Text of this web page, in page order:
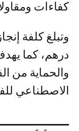
كفاءات
درهم، كما
والحماية من
الاصطناعي